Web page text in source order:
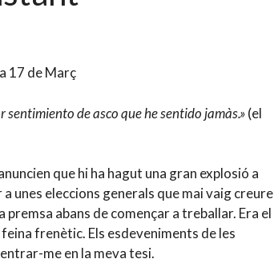
17 de Març
de asco que he sentido jamàs.»(el
que hi ha hagut una gran explosió a
unes eleccions generals que mai vaig creure
abans de començar a treballar. Era el
frenètic. Els esdeveniments de les
me en la meva tesi.